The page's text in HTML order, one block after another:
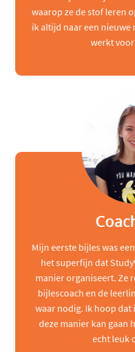
waarop ze de stof leren
ik altijd naar een nieuwe
werkt
Mijn eerste bijles was
het superfijn dat
manier organiseert. Ze
bijlescoach en de
waar nodig. Ik hoop
deze manier kan gaan
echt leuk